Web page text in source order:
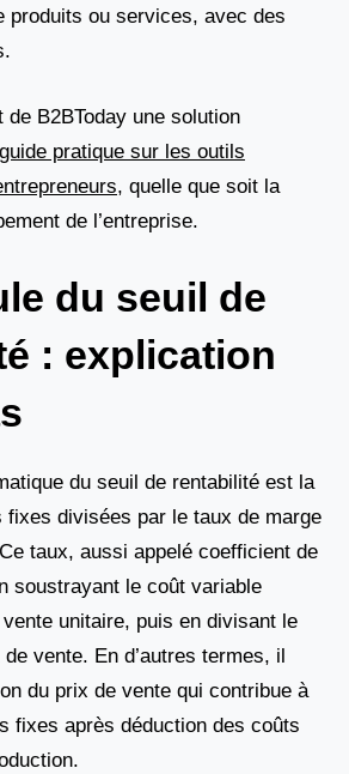
produits ou services, avec des
B2BToday une solution
pratique sur les outils
, quelle que soit la
de l’entreprise.
du seuil de
: explication
du seuil de rentabilité est la
fixes divisées par le taux de marge
taux, aussi appelé coefficient de
soustrayant le coût variable
unitaire, puis en divisant le
vente. En d’autres termes, il
du prix de vente qui contribue à
fixes après déduction des coûts